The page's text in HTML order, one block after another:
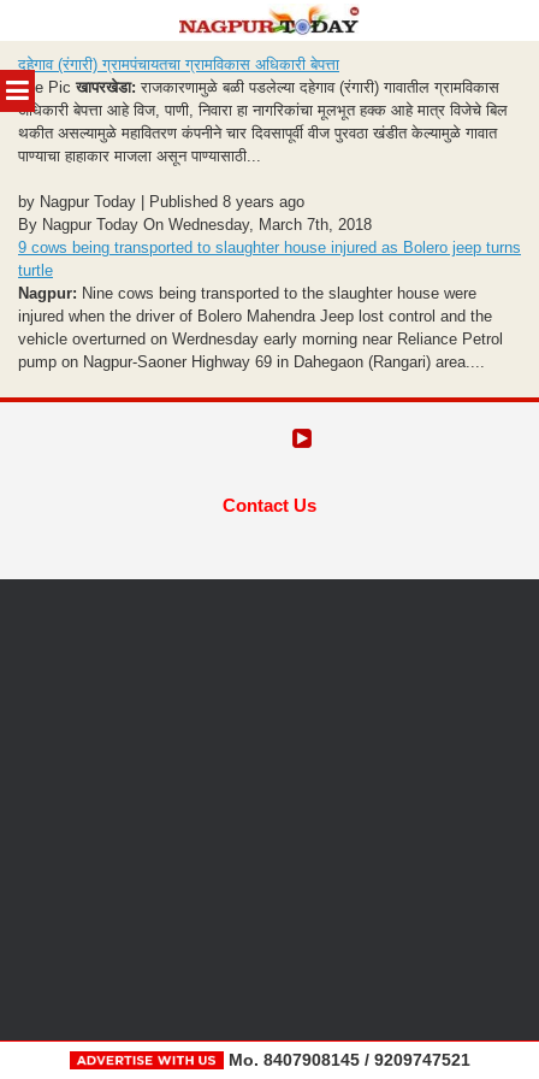
MENU
to
content
दहेगाव (रंगारी) ग्रामपंचायतचा ग्रामविकास अधिकारी बेपत्ता
File Picखापरखेडा: राजकारणामुळे बळी पडलेल्या दहेगाव (रंगारी) गावातील ग्रामविकास
अधिकारी बेपत्ता आहे विज, पाणी, निवारा हा नागरिकांचा मूलभूत हक्क आहे मात्र विजेचे बिल
थकीत असल्यामुळे महावितरण कंपनीने चार दिवसापूर्वी वीज पुरवठा खंडीत केल्यामुळे गावात
पाण्याचा हाहाकार माजला असून पाण्यासाठी...
by Nagpur Today | Published 8 years ago
By Nagpur Today On Wednesday, March 7th, 2018
9 cows being transported to slaughter house injured as Bolero jeep turns
turtle
Nagpur: Nine cows being transported to the slaughter house were
injured when the driver of Bolero Mahendra Jeep lost control and the
vehicle overturned on Werdnesday early morning near Reliance Petrol
pump on Nagpur-Saoner Highway 69 in Dahegaon (Rangari) area....
Contact Us
Mo. 8407908145 / 9209747521